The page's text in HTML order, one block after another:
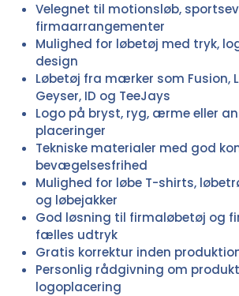
Velegnet til motionsløb,
firmaarrangementer
Mulighed for løbetøj med tryk,
design
Løbetøj fra mærker som Fusion,
Geyser, ID og TeeJays
Logo på bryst, ryg, ærme eller
placeringer
Tekniske materialer med god
bevægelsesfrihed
Mulighed for løbe T-shirts,
og løbejakker
God løsning til firmaløbetøj og
fælles udtryk
Gratis korrektur inden
Personlig rådgivning om
logoplacering